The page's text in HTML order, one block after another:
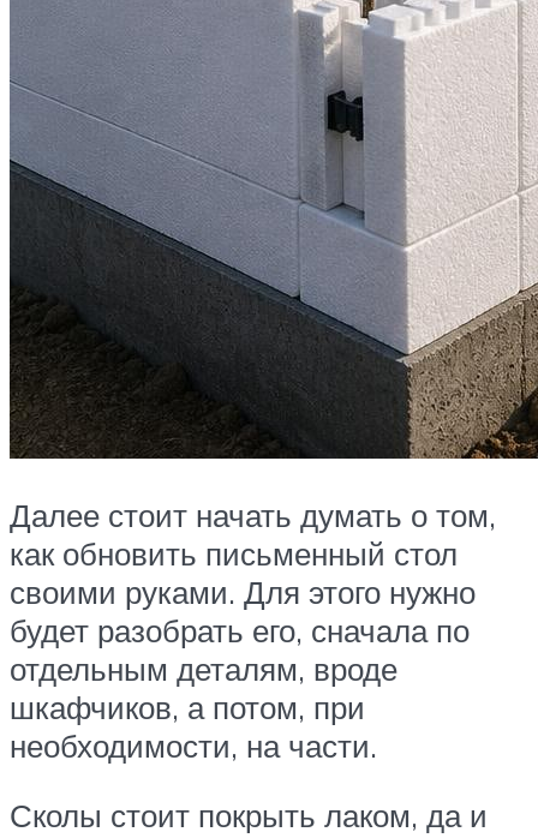
Далее стоит начать думать о том,
как обновить письменный стол
своими руками. Для этого нужно
будет разобрать его, сначала по
отдельным деталям, вроде
шкафчиков, а потом, при
необходимости, на части.
Сколы стоит покрыть лаком, да и